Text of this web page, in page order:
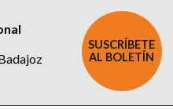
SUSCRÍBETE
AL BOLETÍN